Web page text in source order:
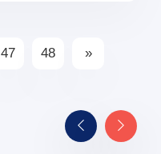
47 48 »